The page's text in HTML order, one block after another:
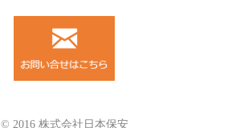
© 2016 株式会社日本保安